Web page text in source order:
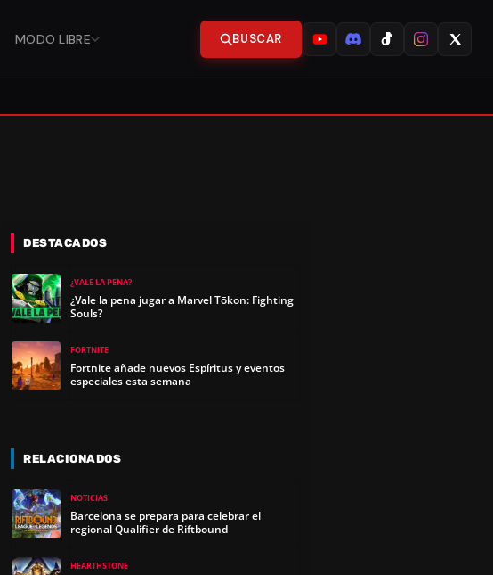
MODO LIBRE BUSCAR
DESTACADOS
¿VALE LA PENA?
¿Vale la pena jugar a Marvel Tōkon: Fighting
Souls?
FORTNITE
Fortnite añade nuevos Espíritus y eventos
especiales esta semana
RELACIONADOS
NOTICIAS
Barcelona se prepara para celebrar el
regional Qualifier de Riftbound
HEARTHSTONE